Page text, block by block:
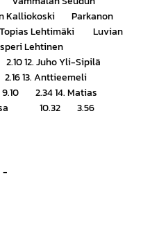
Parkanon
Lehtimäki Luvian
Lehtinen
12. Juho Yli-Sipilä
13. Anttieemeli
2.34 14. Matias
10.32 3.56
-